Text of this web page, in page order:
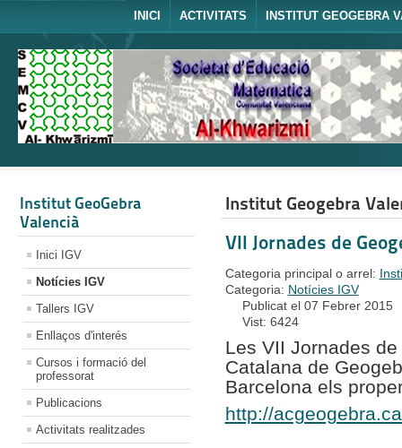
INICI ACTIVITATS INSTITUT GEOGEBRA
Institut GeoGebra
Valencià
Inici IGV
Notícies IGV
Tallers IGV
Enllaços d'interés
Cursos i formació del
professorat
Publicacions
Activitats realitzades
Institut Geogebra
VII Jornades de
Categoria principal o arrel:
Categoria: Notícies IGV
Publicat el 07 Febrer 2015
Vist: 6424
Les VII Jornades
Catalana de
Barcelona els
http://